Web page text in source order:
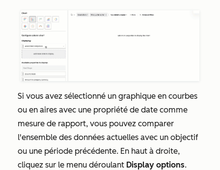
Si vous avez sélectionné un graphique en courbes
ou en aires avec une propriété de date comme
mesure de rapport, vous pouvez comparer
l'ensemble des données actuelles avec un objectif
ou une période précédente. En haut à droite,
cliquez sur le menu déroulant Display options.